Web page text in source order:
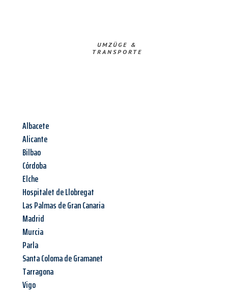
UMZÜGE &
TRANSPORTE
Albacete
Alicante
Bilbao
Córdoba
Elche
Hospitalet de Llobregat
Las Palmas de Gran Canaria
Madrid
Murcia
Parla
Santa Coloma de Gramanet
Tarragona
Vigo